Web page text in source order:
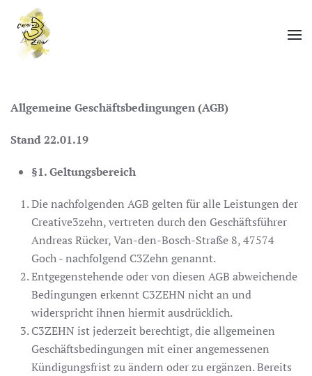
Zum Hauptinhalt springen
Allgemeine Geschäftsbedingungen (AGB)
Stand 22.01.19
§1. Geltungsbereich
Die nachfolgenden AGB gelten für alle Leistungen der
Creative3zehn, vertreten durch den Geschäftsführer
Andreas Rücker, Van-den-Bosch-Straße 8, 47574
Goch - nachfolgend C3Zehn genannt.
Entgegenstehende oder von diesen AGB abweichende
Bedingungen erkennt C3ZEHN nicht an und
widerspricht ihnen hiermit ausdrücklich.
C3ZEHN ist jederzeit berechtigt, die allgemeinen
Geschäftsbedingungen mit einer angemessenen
Kündigungsfrist zu ändern oder zu ergänzen. Bereits